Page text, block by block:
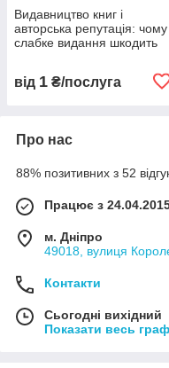
Видавництво книг і
авторська репутація: чому
слабке видання шкодить
від 1 ₴/послуга
Про нас
88% позитивних з 52
Працює з
м. Дніпро
49018, вулиця
Контакти
Сьогодні вихідний
Показати весь